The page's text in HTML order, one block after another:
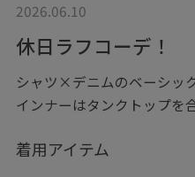
2026.06.10
休日ラフコーデ！
シャツ×デニムのベーシッ
インナーはタンクトップを
着用アイテム